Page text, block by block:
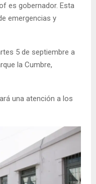
es gobernador. Esta
emergencias y
5 de septiembre a
la Cumbre,
una atención a los